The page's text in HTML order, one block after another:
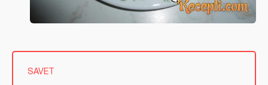
SAVET